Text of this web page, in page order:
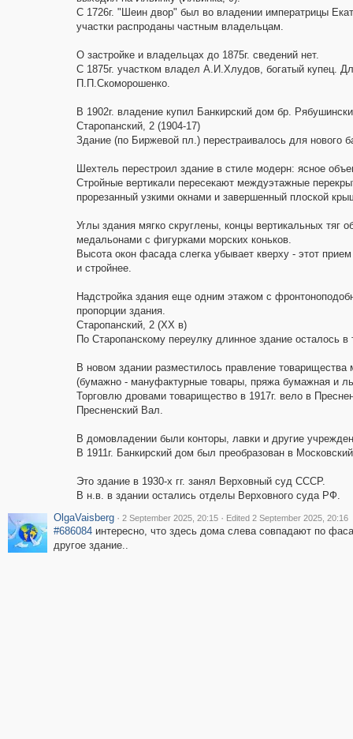
С 1726г. "Шеин двор" был во владении императрицы
участки распроданы частным владельцам.
О застройке и владельцах до 1875г. сведений нет.
С 1875г. участком владел А.И.Хлудов, богатый купец.
П.П.Скоморошенко.
В 1902г. владение купил Банкирский дом бр.
Старопанский, 2 (1904-17)
Здание (по Биржевой пл.) перестраивалось для нового
Шехтель перестроил здание в стиле модерн: ясное
Стройные вертикали пересекают междуэтажные
прорезанный узкими окнами и завершенный плоской
Углы здания мягко скруглены, концы вертикальных тяг
медальонами с фигурками морских коньков.
Высота окон фасада слегка убывает кверху - этот
и стройнее.
Надстройка здания еще одним этажом с
пропорции здания.
Старопанский, 2 (XX в)
По Старопанскому переулку длинное здание осталось
В новом здании разместилось правление
(бумажно - мануфактурные товары, пряжа бумажная и
Торговлю дровами товарищество в 1917г. вело в
Пресненский Вал.
В домовладении были конторы, лавки и другие
В 1911г. Банкирский дом был преобразован в
Это здание в 1930-х гг. занял Верховный суд СССР.
В н.в. в здании остались отделы Верховного суда РФ.
OlgaVaisberg · 2 September 2025, 20:15 · Edited 2 September 2025, 20:16
#686084интересно, что здесь дома слева совпадают по
другое здание..